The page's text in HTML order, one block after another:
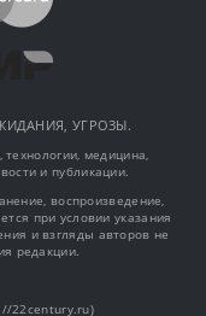
УГРОЗЫ.
медицина,
и публикации.
воспроизведение,
при условии указания
и взгляды авторов не
редакции.
22century.ru)